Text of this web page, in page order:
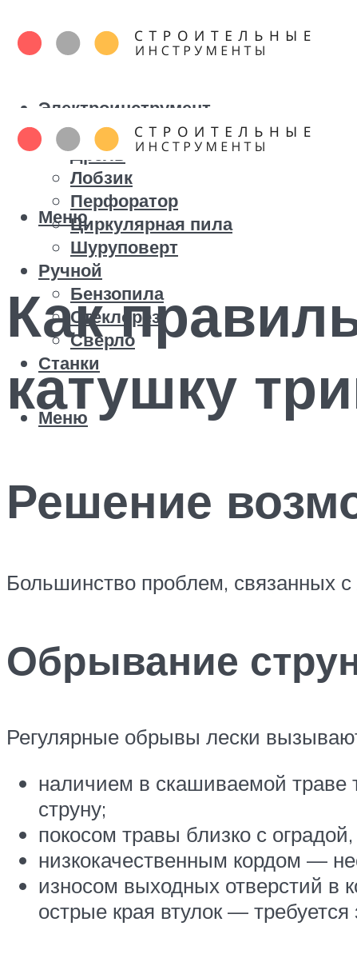
Электроинструмент
Болгарка
Дрель
Лобзик
Перфоратор
Циркулярная пила
Шуруповерт
Ручной
Бензопила
Стеклорез
Сверло
Станки
Меню
Меню
Как
катушку
Решение
Большинство проблем, связанных
Обрывание
Регулярные обрывы лески
наличием в скашиваемой траве
струну;
покосом травы близко с
низкокачественным кордом —
износом выходных отверстий в
острые края втулок —